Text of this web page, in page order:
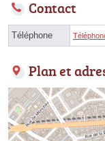
Contact
Téléphone
Plan et